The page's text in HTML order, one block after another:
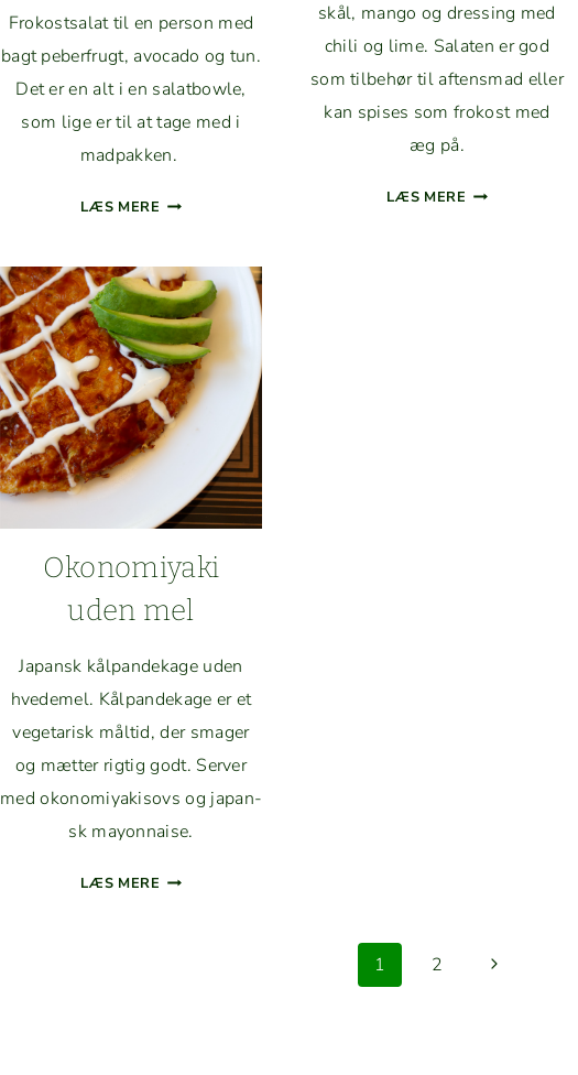
Frokost­salat til en per­son med
bagt peber­frugt, avo­ca­do og tun.
Det er en alt i en salat­bowle,
som lige er til at tage med i
madpakken.
LÆS MERE MAD­
MED
BAGT
PEBER­
FRUGT
OG
AVOCADO
skål, man­go og dress­ing med
chili og lime. Salat­en er god
som tilbe­hør til aftens­mad eller
kan spis­es som frokost med
æg på.
LÆS MERE AVO­
Okonomiya­ki
uden mel
Japan­sk kål­pan­dek­age uden
hvedemel. Kål­pan­dek­age er et
veg­e­tarisk måltid, der smager
og mæt­ter rigtig godt. Serv­er
med okonomiyak­isovs og japan­
sk mayonnaise.
LÆS MERE OKONOMIYA­
1 2
Næste